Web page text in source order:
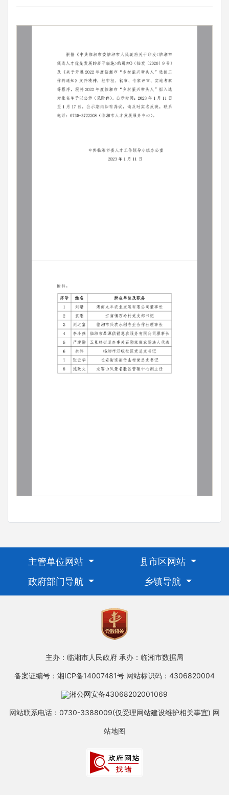
主管单位网站
县市区网站
政府部门导航
乡镇导航
主办：临湘市人民政府 承办：临湘市数据局
备案证编号：湘ICP备14007481号 网站标识码：4306820004
湘公网安备43068202001069
网站联系电话：0730-3388009(仅受理网站建设维护相关事宜) 网
站地图